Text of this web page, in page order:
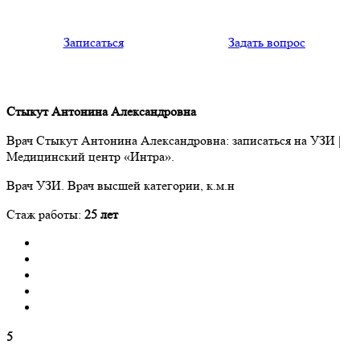
Записаться Задать вопрос
Стыкут Антонина Александровна
Врач Стыкут Антонина Александровна: записаться на УЗИ |
Медицинский центр «Интра».
Врач УЗИ. Врач высшей категории, к.м.н
Стаж работы: 25 лет
5